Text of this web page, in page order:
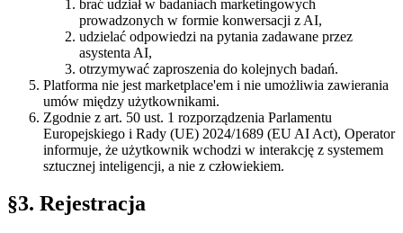
brać udział w badaniach marketingowych
prowadzonych w formie konwersacji z AI,
udzielać odpowiedzi na pytania zadawane przez
asystenta AI,
otrzymywać zaproszenia do kolejnych badań.
Platforma nie jest marketplace'em i nie umożliwia zawierania
umów między użytkownikami.
Zgodnie z art. 50 ust. 1 rozporządzenia Parlamentu
Europejskiego i Rady (UE) 2024/1689 (EU AI Act), Operator
informuje, że użytkownik wchodzi w interakcję z systemem
sztucznej inteligencji, a nie z człowiekiem.
§3. Rejestracja